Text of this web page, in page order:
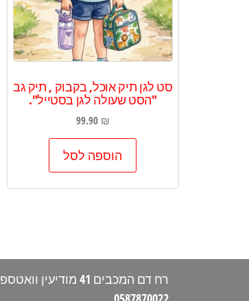
סט לגן תיק אוכל, בקבוק , תיק גב
"הסט שעולה לגן בסטייל".
99.90 ₪
הוספה לסל
רח דם המכבים 41 מודיעין וואטספ